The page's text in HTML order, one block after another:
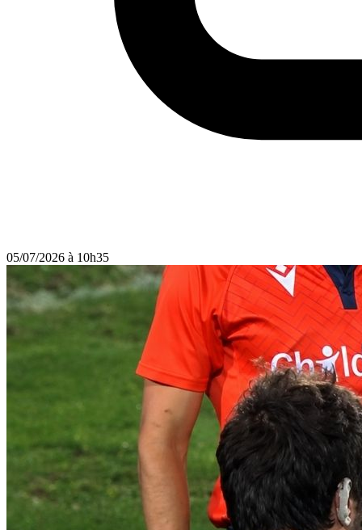
05/07/2026 à 10h35